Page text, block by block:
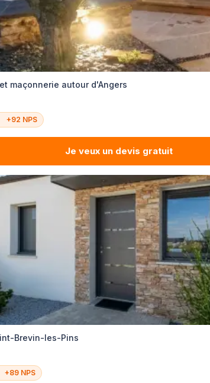
maçonnerie autour d'Angers
+92 NPS
Je veux un devis gratuit
Brevin-les-Pins
+89 NPS